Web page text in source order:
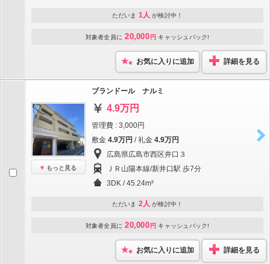
ただいま 1人 が検討中！
対象者全員に 20,000 円 キャッシュバック!
お気に入りに追加 詳細を見る
もっと見る
ブランドール ナルミ
4.9万円
管理費 : 3,000円
敷金 4.9万円 / 礼金 4.9万円
広島県広島市西区井口３
ＪＲ山陽本線/新井口駅 歩7分
3DK / 45.24m²
ただいま 2人 が検討中！
対象者全員に 20,000 円 キャッシュバック!
お気に入りに追加 詳細を見る